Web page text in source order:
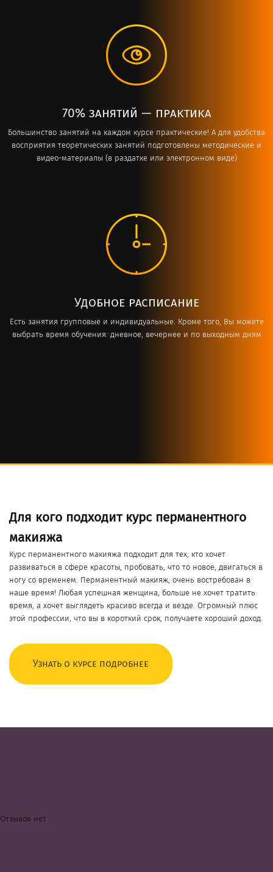
70% занятий — практика
Большинство занятий на каждом курсе практические! А для удобства
восприятия теоретических занятий подготовлены методические и
видео-материалы (в раздатке или электронном виде)
Удобное расписание
Есть занятия групповые и индивидуальные. Кроме того, Вы можете
выбрать время обучения: дневное, вечернее и по выходным дням
Для кого подходит курс перманентного
макияжа
Курс перманентного макияжа подходит для тех, кто хочет
развиваться в сфере красоты, пробовать, что то новое, двигаться в
ногу со временем. Перманентный макияж, очень востребован в
наше время! Любая успешная женщина, больше не хочет тратить
время, а хочет выглядеть красиво всегда и везде. Огромный плюс
этой профессии, что вы в короткий срок, получаете хороший доход.
Узнать о курсе подробнее
Отзывов нет